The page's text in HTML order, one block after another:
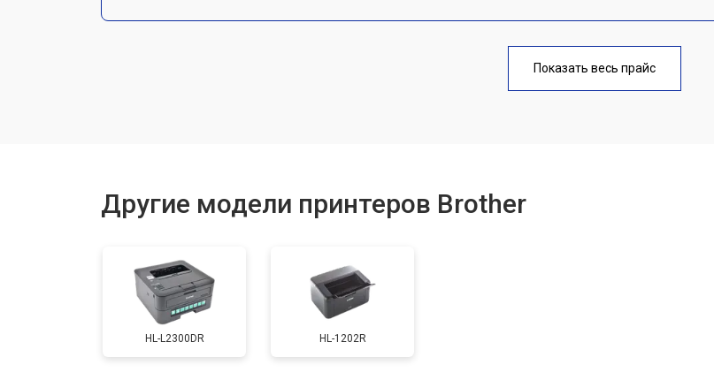
от 70 мин
Замена каретки
Замена Wi-Fi
Показать весь прайс
Другие модели принтеров Brother
HL-L2300DR HL-1202R